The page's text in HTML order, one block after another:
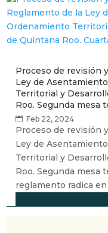
Proceso de revisión
Ley de
Territorial y
Roo. Segunda mesa
Feb 22, 2024
Proceso de revisión
Ley de
Territorial y
Roo. Segunda mesa
reglamento radica en